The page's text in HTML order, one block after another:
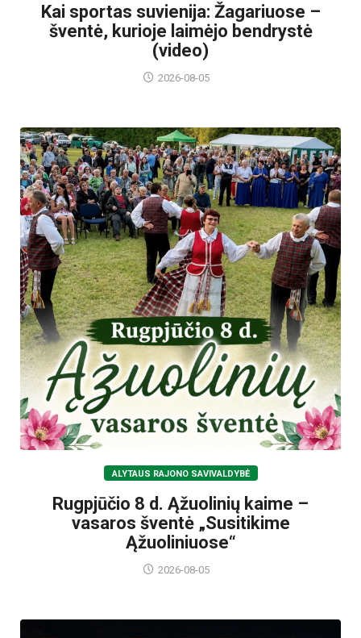
Kai sportas suvienija: Žagariuose –
šventė, kurioje laimėjo bendrystė
(video)
2026-08-05
ALYTAUS RAJONO SAVIVALDYBĖ
Rugpjūčio 8 d. Ąžuolinių kaime –
vasaros šventė „Susitikime
Ąžuoliniuose“
2026-08-05